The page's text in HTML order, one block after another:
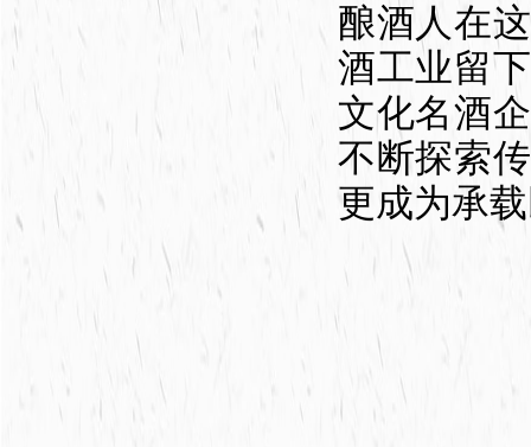
酿酒人在
酒工业留
文化名酒
不断探索
更成为承